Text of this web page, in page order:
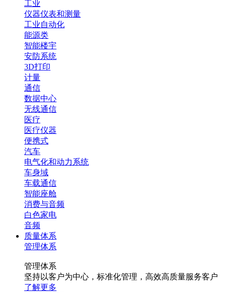
工业
仪器仪表和测量
工业自动化
能源类
智能楼宇
安防系统
3D打印
计量
通信
数据中心
无线通信
医疗
医疗仪器
便携式
汽车
电气化和动力系统
车身域
车载通信
智能座舱
消费与音频
白色家电
音频
质量体系
管理体系
管理体系
坚持以客户为中心，标准化管理，高效高质量服务客户
了解更多